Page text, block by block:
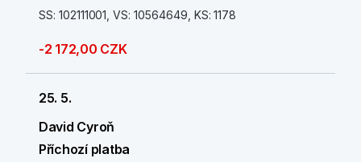
SS: 102111001, VS: 10564649, KS: 1178
-2 172,00 CZK
25. 5.
David Cyroň
Příchozí platba